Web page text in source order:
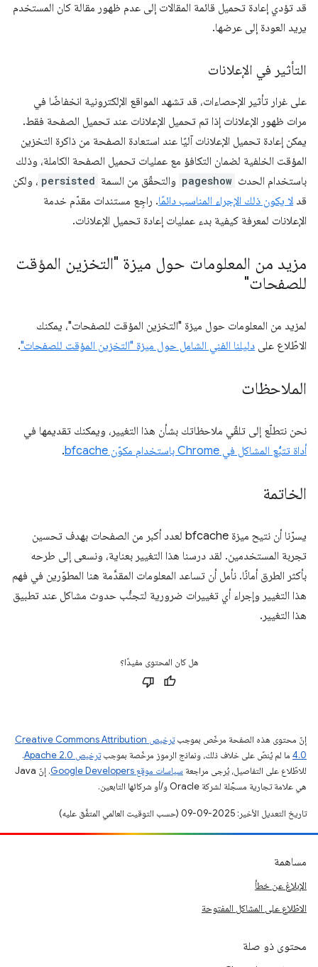
قد تؤدي إعادة تحميل قائمة المقالات إلى عدم ظهور مقالة كان المستخدم
يريد العودة إلى عرضها.
التأثير في الإعلانات
على غرار تأثير الإحصاءات، قد تشهد المواقع الإلكترونية انخفاضًا في
مرات ظهور الإعلانات إذا تم تحميل الإعلانات عند تحميل الصفحة فقط.
يمكن إعادة تحميل الإعلانات آليًا عند استعادة الصفحة من ذاكرة التخزين
المؤقت الخلفية لضمان التكافؤ مع عمليات تحميل الصفحة الكاملة، وذلك
باستخدام الحدث pageshow والتحقّق من السمة persisted ، ولكن
قد لا يكون ذلك الإجراء المناسب دائمًا. راجِع مستندات مقدّم خدمة
الإعلانات لمعرفة كيفية بدء عمليات إعادة تحميل الإعلانات.
مزيد من المعلومات حول ميزة "التخزين المؤقت
للصفحات"
لمزيد من المعلومات حول ميزة "التخزين المؤقت للصفحات"، يمكنك
الاطّلاع على دليلنا الفني الشامل حول ميزة "التخزين المؤقت للصفحات".
الملاحظات
نحن نتطلّع إلى تلقّي ملاحظاتك بشأن هذا التغيير، ويمكنك تقديمها في
أداة تتبُّع المشاكل في Chrome باستخدام مكوّن bfcache
.
الخاتمة
يسرّنا أن نتيح ميزة bfcache لعدد أكبر من الصفحات بهدف تحسين
تجربة المستخدمين. لقد درسنا هذا التغيير بعناية، ونسعى إلى طرحه
بأكثر الطرق أمانًا. نأمل أن تساعد المعلومات المقدَّمة هنا المطوّرين في فهم
هذا التغيير وإجراء أي تغييرات ضرورية لتجنُّب حدوث مشاكل عند تطبيق
هذا التغيير.
هل كان المحتوى مفيدًا؟
إنّ محتوى هذه الصفحة مرخّص بموجب
ترخيص Creative Commons Attribution
4.0‏ ما لم يُنصّ على خلاف ذلك، ونماذج الرموز مرخّصة بموجبترخيص Apache 2.0‏
.
للاطّلاع على التفاصيل، يُرجى مراجعة سياسات موقع Google Developers‏
. إنّ Java
هي علامة تجارية مسجَّلة لشركة Oracle و/أو شركائها التابعين.
تاريخ التعديل الأخير: 2025-09-09 (حسب التوقيت العالمي المتفَّق عليه)
مساهمة
الإبلاغ عن خطأ
الاطّلاع على المشاكل المفتوحة
محتوى ذو صلة